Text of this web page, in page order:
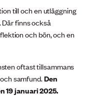
till och en utläggning
finns också
och bön, och en
oftast tillsammans
samfund.Den
19 januari 2025.